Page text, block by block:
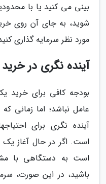
بینی می کنید یا با
شوید، به جای آن روی
مورد نظر سرمایه گذاری
آینده نگری در
بودجه کافی برای خرید
عامل نباشد؛ اما زمانی
آینده نگری برای
است. اگر در حال آغاز
است به دستگاهی با
باشید، در این صورت،